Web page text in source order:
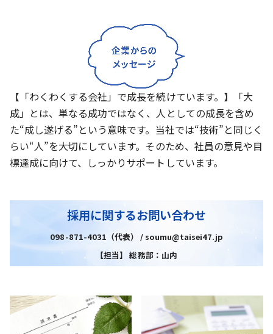
【「わくわくする会社」で成長を続けています。】「大
成」とは、単なる成功ではなく、人としての成長を含め
た“成し遂げる”という意味です。当社では“技術”と同じく
らい“人”を大切にしています。そのため、社員の意見や目
標達成に向けて、しっかりサポートしています。
採用に関するお問い合わせ
098-871-4031（代表） / soumu@taisei47.jp
【担当】 総務部：山内